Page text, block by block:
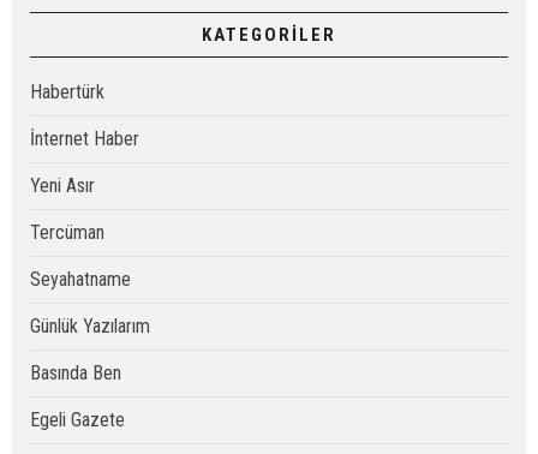
KATEGORİLER
Habertürk
İnternet Haber
Yeni Asır
Tercüman
Seyahatname
Günlük Yazılarım
Basında Ben
Egeli Gazete